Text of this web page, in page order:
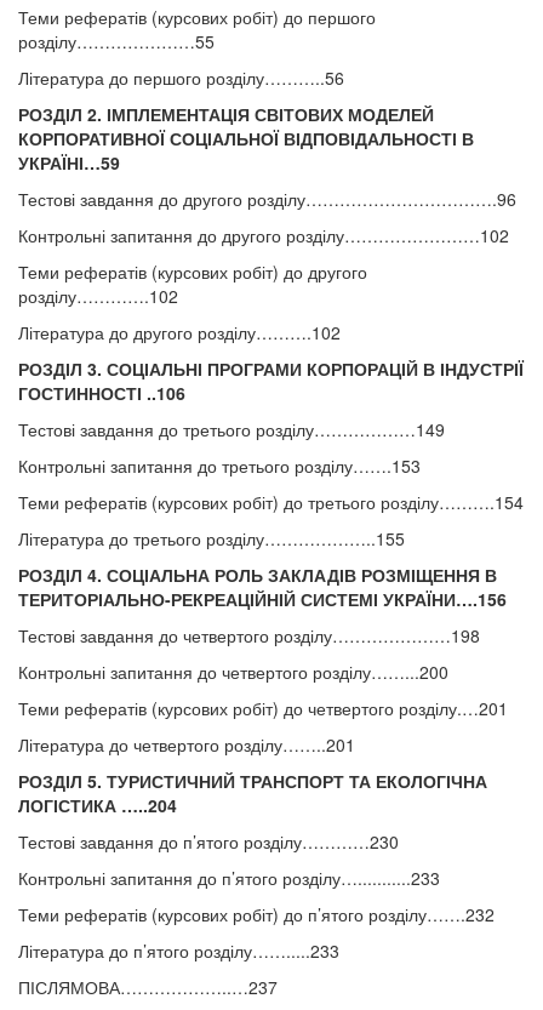
Теми рефератів (курсових робіт) до першого
розділу…………………55
Література до першого розділу………..56
РОЗДІЛ 2. ІМПЛЕМЕНТАЦІЯ СВІТОВИХ МОДЕЛЕЙ
КОРПОРАТИВНОЇ СОЦІАЛЬНОЇ ВІДПОВІДАЛЬНОСТІ В
УКРАЇНІ…59
Тестові завдання до другого розділу…………………………….96
Контрольні запитання до другого розділу……………………102
Теми рефератів (курсових робіт) до другого
розділу………….102
Література до другого розділу……….102
РОЗДІЛ 3. СОЦІАЛЬНІ ПРОГРАМИ КОРПОРАЦІЙ В ІНДУСТРІЇ
ГОСТИННОСТІ ..106
Тестові завдання до третього розділу………………149
Контрольні запитання до третього розділу…….153
Теми рефератів (курсових робіт) до третього розділу……….154
Література до третього розділу………………..155
РОЗДІЛ 4. СОЦІАЛЬНА РОЛЬ ЗАКЛАДІВ РОЗМІЩЕННЯ В
ТЕРИТОРІАЛЬНО-РЕКРЕАЦІЙНІЙ СИСТЕМІ УКРАЇНИ….156
Тестові завдання до четвертого розділу…………………198
Контрольні запитання до четвертого розділу……...200
Теми рефератів (курсових робіт) до четвертого розділу.…201
Література до четвертого розділу……..201
РОЗДІЛ 5. ТУРИСТИЧНИЙ ТРАНСПОРТ ТА ЕКОЛОГІЧНА
ЛОГІСТИКА …..204
Тестові завдання до п’ятого розділу…………230
Контрольні запитання до п’ятого розділу…...........233
Теми рефератів (курсових робіт) до п’ятого розділу…….232
Література до п’ятого розділу…….....233
ПІСЛЯМОВА………………..…237